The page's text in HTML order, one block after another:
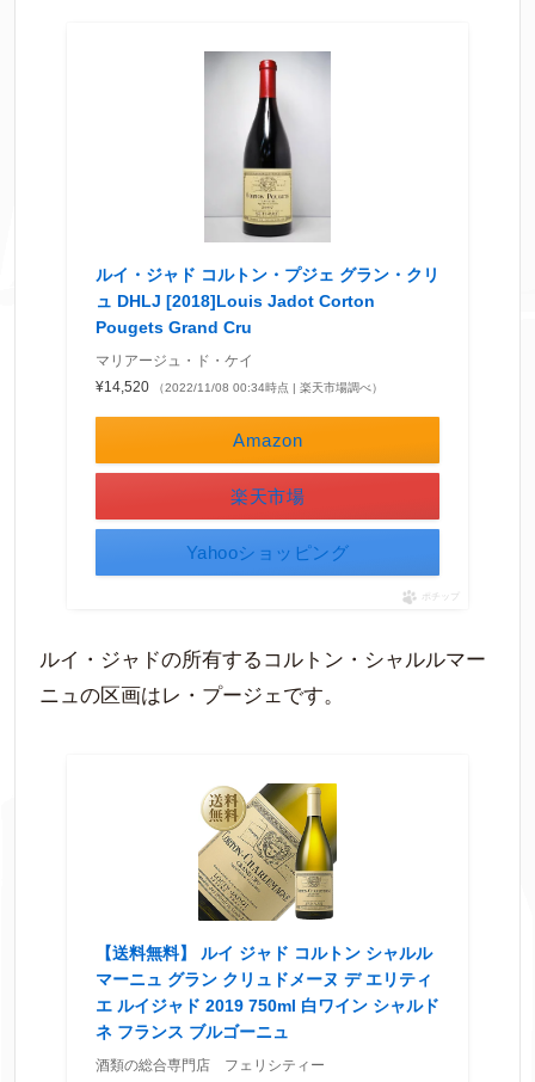
ルイ・ジャド コルトン・プジェ グラン・クリ
ュ DHLJ [2018]Louis Jadot Corton
Pougets Grand Cru
マリアージュ・ド・ケイ
¥14,520
（2022/11/08 00:34時点 | 楽天市場調べ）
Amazon
楽天市場
Yahooショッピング
ポチップ
ルイ・ジャドの所有するコルトン・シャルルマー
ニュの区画はレ・プージェです。
【送料無料】 ルイ ジャド コルトン シャルル
マーニュ グラン クリュドメーヌ デ エリティ
エ ルイジャド 2019 750ml 白ワイン シャルド
ネ フランス ブルゴーニュ
酒類の総合専門店 フェリシティー